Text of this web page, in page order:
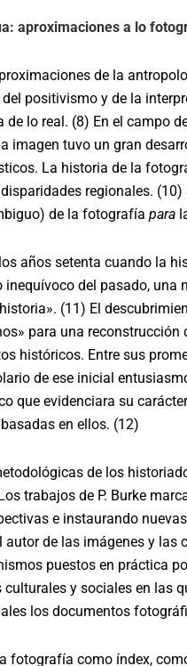
aproximaciones a lo
de la
positivismo y de la
lo real. (8) En el campo
imagen tuvo un gran
La historia de la
regionales.
de la fotografía para
años setenta cuando la
del pasado, una
(11) El
para una
históricos. Entre sus
de ese inicial
que evidenciara su
en ellos. (12)
de los
trabajos de P. Burke
e instaurando
autor de las imágenes y
puestos en práctica
y sociales en las
los documentos
fotografía como índex,